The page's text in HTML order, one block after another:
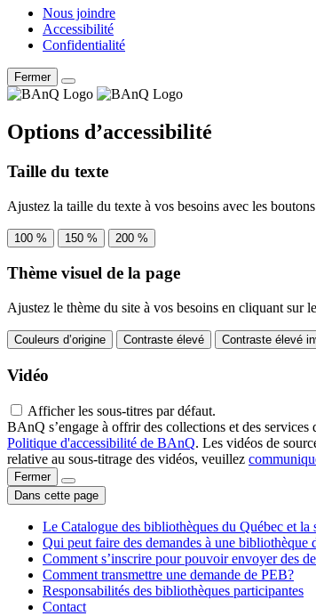
Nous joindre
Accessibilité
Confidentialité
Fermer
Options d’accessibilité
Taille du texte
Ajustez la taille du texte à vos besoins avec les
100 % 150 % 200 %
Thème visuel de la page
Ajustez le thème du site à vos besoins en cliquant sur
Couleurs d’origine Contraste élevé Contraste élevé
Vidéo
Afficher les sous-titres par défaut.
BAnQ s’engage à offrir des collections et des services
Politique d'accessibilité de BAnQ. Les vidéos de
relative au sous-titrage des vidéos, veuillez
Fermer
Dans cette page
Le Catalogue des bibliothèques du Québec et la
Qui peut faire des demandes à une bibliothèque
Comment s’inscrire pour pouvoir envoyer des
Comment transmettre une demande de PEB?
Responsabilités des bibliothèques participantes
Contact